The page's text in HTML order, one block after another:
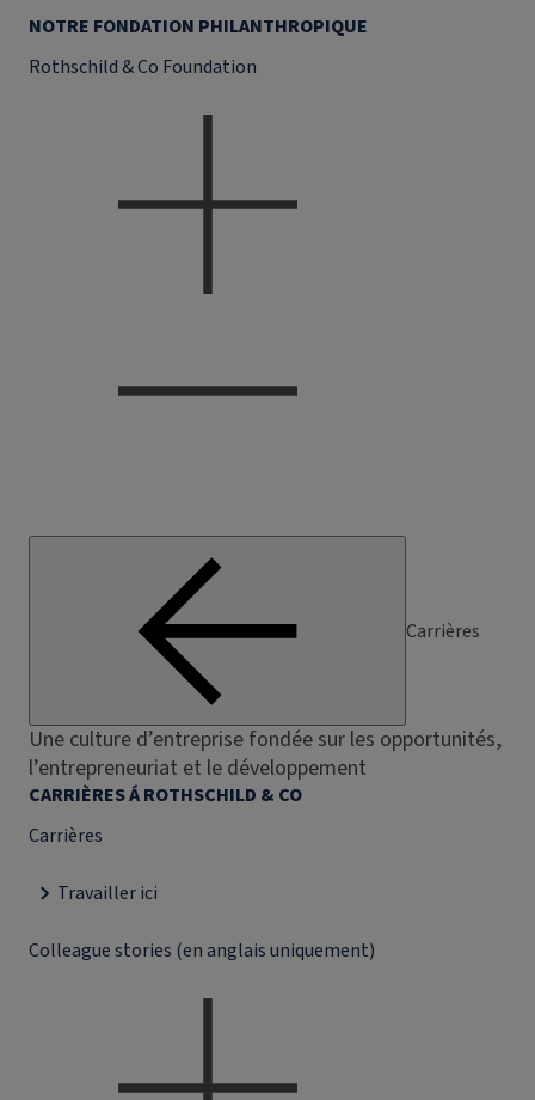
NOTRE FONDATION PHILANTHROPIQUE
Rothschild & Co Foundation
Carrières
Une culture d’entreprise fondée sur les opportunités,
l’entrepreneuriat et le développement
CARRIÈRES Á ROTHSCHILD & CO
Carrières
Travailler ici
Colleague stories (en anglais uniquement)